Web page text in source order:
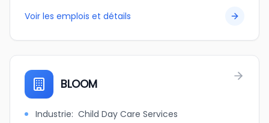
Voir les emplois et détails
BLOOM
Industrie: Child Day Care Services